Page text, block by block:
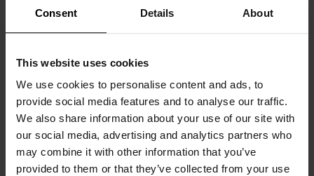
Consent Details About
This website uses cookies
We use cookies to personalise content and ads, to
provide social media features and to analyse our traffic.
We also share information about your use of our site with
our social media, advertising and analytics partners who
may combine it with other information that you’ve
provided to them or that they’ve collected from your use
Materiaal: 95% Viscose, 5% Elastaan
Specificatie
Maatgids
Wasvoorschriften